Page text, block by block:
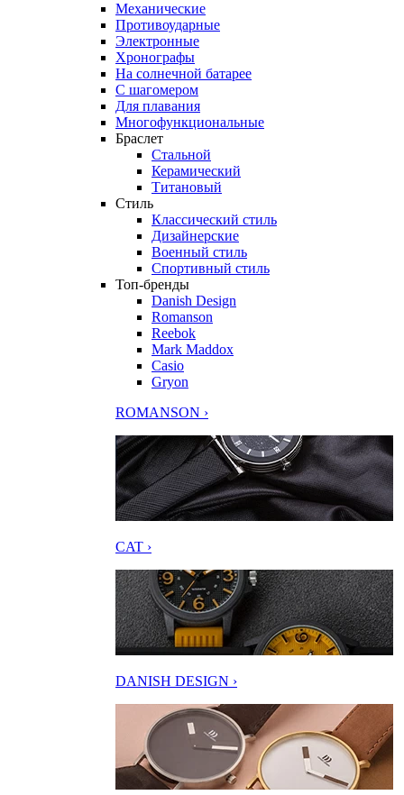
Механические
Противоударные
Электронные
Хронографы
На солнечной батарее
С шагомером
Для плавания
Многофункциональные
Браслет
Стальной
Керамический
Титановый
Стиль
Классический стиль
Дизайнерские
Военный стиль
Спортивный стиль
Топ-бренды
Danish Design
Romanson
Reebok
Mark Maddox
Casio
Gryon
ROMANSON ›
CAT ›
DANISH DESIGN ›